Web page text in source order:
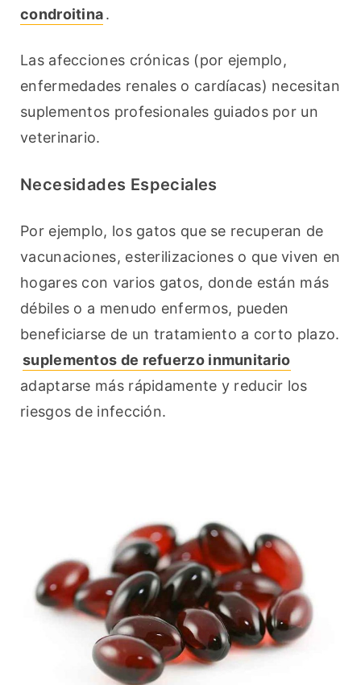
condroitina.
Las afecciones crónicas (por ejemplo,
enfermedades renales o cardíacas) necesitan
suplementos profesionales guiados por un
veterinario.
Necesidades Especiales
Por ejemplo, los gatos que se recuperan de
vacunaciones, esterilizaciones o que viven en
hogares con varios gatos, donde están más
débiles o a menudo enfermos, pueden
suplementos de refuerzo inmunitario
adaptarse más rápidamente y reducir los
riesgos de infección.